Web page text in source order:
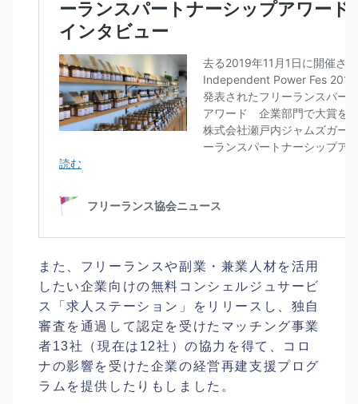
また、フリーランスや副業・兼業人材を活用
したい企業向けの無料コンシェルジュサービ
ス「求人ステーション」をリリースし、独自
審査を通過して認定を受けたマッチング事業
者13社（現在は12社）の協力を得て、コロ
ナの影響を受けた企業の経営再建支援プログ
ラムを提供したりもしました。